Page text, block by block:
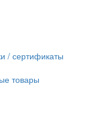
/ сертификаты
товары